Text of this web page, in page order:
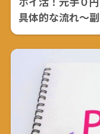
具体的な流れ～